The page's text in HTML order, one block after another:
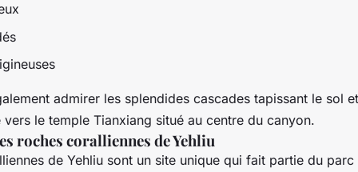
admirer les splendides cascades tapissant le sol
le temple Tianxiang situé au centre du canyon.
roches coralliennes de Yehliu
de Yehliu sont un site unique qui fait partie du